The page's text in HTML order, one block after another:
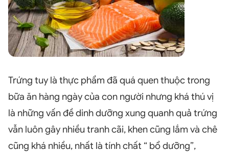
Trứng tuy là thực phẩm đã quá quen thuộc trong
bữa ăn hàng ngày của con người nhưng khá thú vị
là những vấn đề dinh dưỡng xung quanh quả trứng
vẫn luôn gây nhiều tranh cãi, khen cũng lắm và chê
cũng khá nhiều, nhất là tính chất “ bổ dưỡng”,